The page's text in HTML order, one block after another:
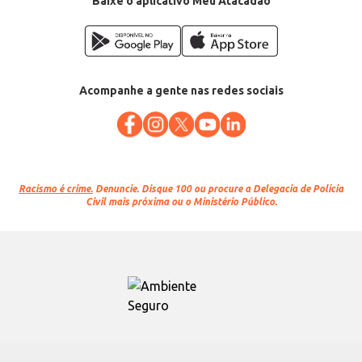
Acompanhe a gente nas redes sociais
Racismo é crime. Denuncie. Disque 100 ou procure a Delegacia de Polícia
Civil mais próxima ou o Ministério Público.